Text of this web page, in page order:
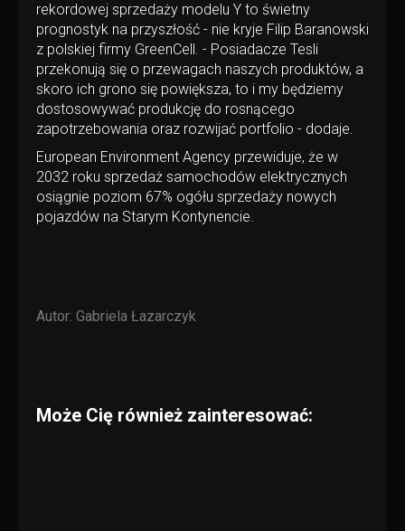
rekordowej sprzedaży modelu Y to świetny
prognostyk na przyszłość - nie kryje Filip Baranowski
z polskiej firmy GreenCell. - Posiadacze Tesli
przekonują się o przewagach naszych produktów, a
skoro ich grono się powiększa, to i my będziemy
dostosowywać produkcję do rosnącego
zapotrzebowania oraz rozwijać portfolio - dodaje.
European Environment Agency przewiduje, że w
2032 roku sprzedaż samochodów elektrycznych
osiągnie poziom 67% ogółu sprzedaży nowych
pojazdów na Starym Kontynencie.
Autor: Gabriela Łazarczyk
Może Cię również zainteresować: